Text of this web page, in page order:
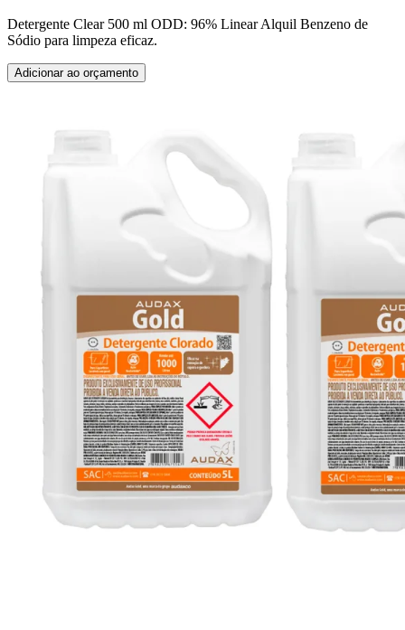
Detergente Clear 500 ml ODD: 96% Linear Alquil Benzeno de
Sódio para limpeza eficaz.
Adicionar ao orçamento